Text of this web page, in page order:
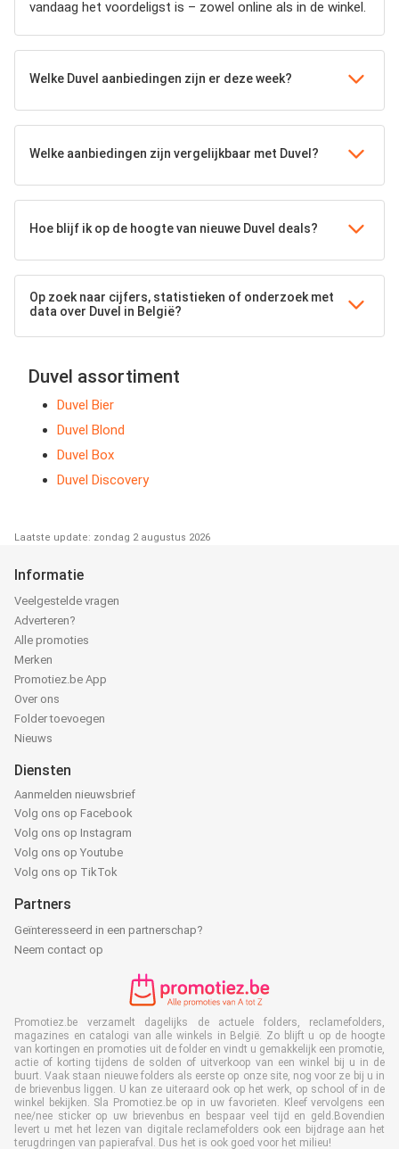
vandaag het voordeligst is – zowel online als in de winkel.
Welke Duvel aanbiedingen zijn er deze week?
Welke aanbiedingen zijn vergelijkbaar met Duvel?
Hoe blijf ik op de hoogte van nieuwe Duvel deals?
Op zoek naar cijfers, statistieken of onderzoek met
data over Duvel in België?
Duvel assortiment
Duvel Bier
Duvel Blond
Duvel Box
Duvel Discovery
Laatste update: zondag 2 augustus 2026
Informatie
Veelgestelde vragen
Adverteren?
Alle promoties
Merken
Promotiez.be App
Over ons
Folder toevoegen
Nieuws
Diensten
Aanmelden nieuwsbrief
Volg ons op Facebook
Volg ons op Instagram
Volg ons op Youtube
Volg ons op TikTok
Partners
Geïnteresseerd in een partnerschap?
Neem contact op
Promotiez.be verzamelt dagelijks de actuele folders, reclamefolders,
magazines en catalogi van alle winkels in België. Zo blijft u op de hoogte
van kortingen en promoties uit de folder en vindt u gemakkelijk een promotie,
actie of korting tijdens de solden of uitverkoop van een winkel bij u in de
buurt. Vaak staan nieuwe folders als eerste op onze site, nog voor ze bij u in
de brievenbus liggen. U kan ze uiteraard ook op het werk, op school of in de
winkel bekijken. Sla Promotiez.be op in uw favorieten. Kleef vervolgens een
nee/nee sticker op uw brievenbus en bespaar veel tijd en geld.Bovendien
levert u met het lezen van digitale reclamefolders ook een bijdrage aan het
terugdringen van papierafval. Dus het is ook goed voor het milieu!